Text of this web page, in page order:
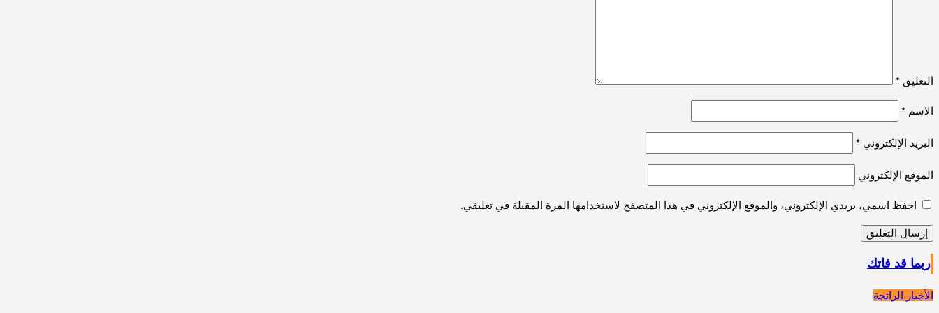
التعليق *
الاسم *
البريد الإلكتروني *
الموقع الإلكتروني
احفظ اسمي، بريدي الإلكتروني، والموقع الإلكتروني في هذا المتصفح لاستخدامها المرة المقبلة في تعليقي.
ربما قد فاتك
الأخبار الرائجة